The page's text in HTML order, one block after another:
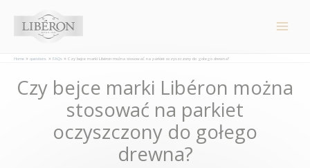
Home questions FAQs Czy bejce marki Libéron można stosować na parkiet oczyszczony do gołego drewna?
Czy bejce marki Libéron można
stosować na parkiet
oczyszczony do gołego
drewna?
navigation